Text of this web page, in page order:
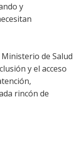
y
de Salud
y el acceso
rincón de